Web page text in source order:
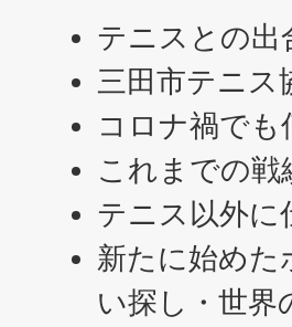
テニスとの出
三田市テニス
コロナ禍で
これまでの
テニス以外に
新たに始めた
い探し・世界